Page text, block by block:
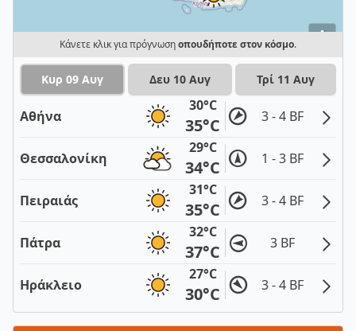
i
Κάνετε κλικ για πρόγνωσηοπουδήποτε στον κόσμο.
Κυρ 09 Αυγ Δευ 10 Αυγ Τρί 11 Αυγ
Αθήνα
30°C
35°C 3 - 4 BF
Θεσσαλονίκη
29°C
34°C 1 - 3 BF
Πειραιάς
31°C
35°C 3 - 4 BF
Πάτρα
32°C
37°C 3 BF
Ηράκλειο
27°C
30°C 3 - 4 BF